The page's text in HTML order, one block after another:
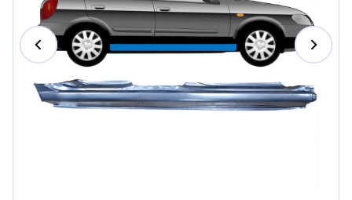
Magyar
Lietuvių
Hrvatski
Português
Slovenian